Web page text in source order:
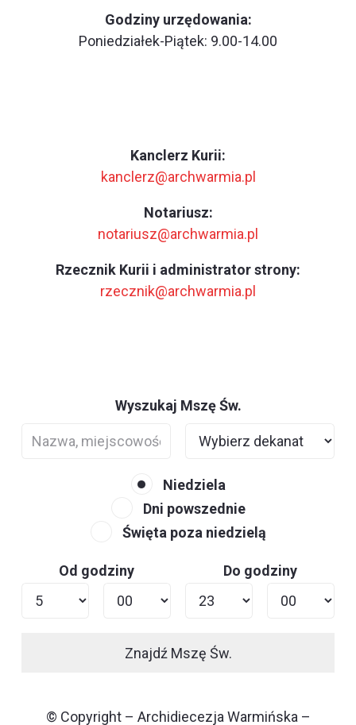
Godziny urzędowania:
Poniedziałek-Piątek: 9.00-14.00
Kanclerz Kurii:
kanclerz@archwarmia.pl
Notariusz:
notariusz@archwarmia.pl
Rzecznik Kurii i administrator strony:
rzecznik@archwarmia.pl
Wyszukaj Mszę Św.
Niedziela
Dni powszednie
Święta poza niedzielą
Od godziny Do godziny
Znajdź Mszę Św.
© Copyright – Archidiecezja Warmińska –